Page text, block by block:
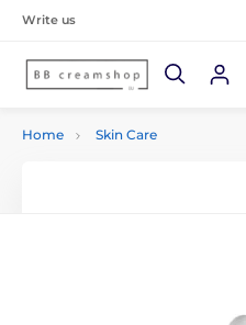
Write us
Home Skin Care